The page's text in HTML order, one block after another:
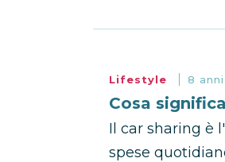
Lifestyle 8
Cosa
Il car sharing è
spese